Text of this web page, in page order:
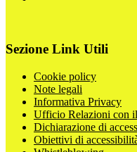
Sezione Link Utili
Cookie policy
Note legali
Informativa Privacy
Ufficio Relazioni con
Dichiarazione di
Obiettivi di